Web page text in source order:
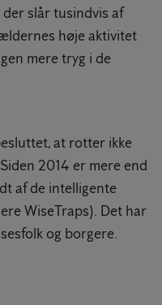
slår tusindvis af
høje aktivitet
mere tryg i de
at rotter ikke
2014 er mere end
af de intelligente
WiseTraps). Det har
og borgere.